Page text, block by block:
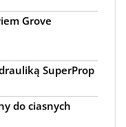
Grove
SuperProp
do ciasnych